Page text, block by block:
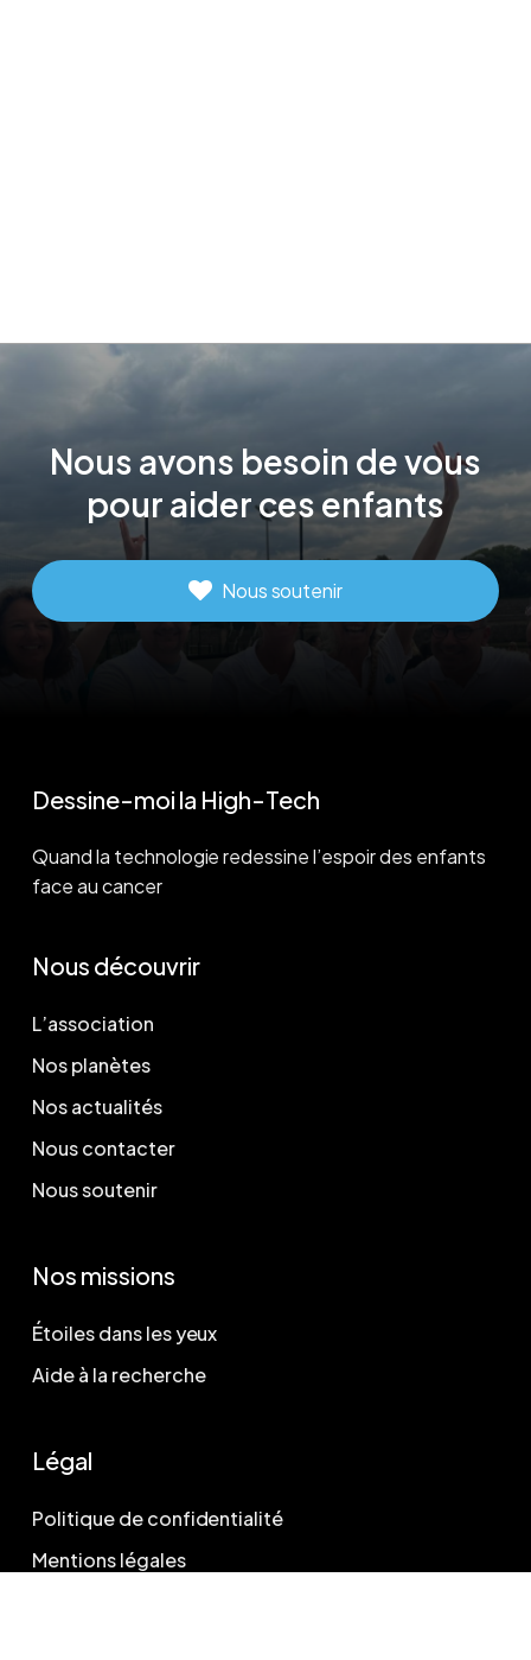
Nous avons besoin devous
pour aidercesenfants
Nous soutenir
Dessine-moi la High-Tech
Quand la technologie redessine l’espoir des enfants
face au cancer
Nous découvrir
L’association
Nos planètes
Nos actualités
Nous contacter
Nous soutenir
Nos missions
Étoiles dans les yeux
Aide à la recherche
Légal
Politique de confidentialité
Mentions légales